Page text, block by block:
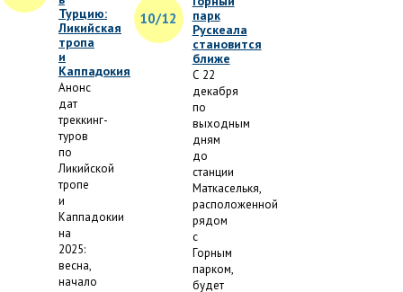
Турцию:
Ликийская
тропа
и
Каппадокия
Анонс
дат
треккинг-
туров
по
Ликийской
тропе
и
Каппадокии
на
2025:
весна,
начало
10/12
парк
Рускеала
становится
ближе
С 22
декабря
по
выходным
дням
до
станции
Маткаселькя,
расположенной
рядом
с
Горным
парком,
будет